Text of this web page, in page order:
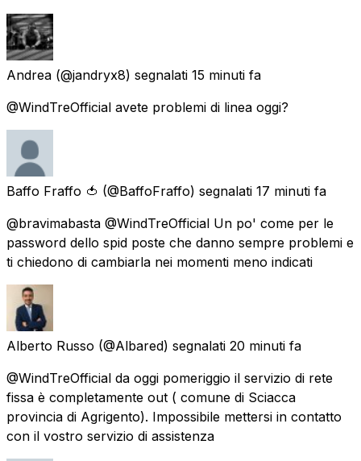
Andrea (@jandryx8) segnalati 15 minuti fa
@WindTreOfficial avete problemi di linea oggi?
Baffo Fraffo 🍅 (@BaffoFraffo) segnalati 17 minuti fa
@bravimabasta @WindTreOfficial Un po' come per le
password dello spid poste che danno sempre problemi e
ti chiedono di cambiarla nei momenti meno indicati
Alberto Russo (@Albared) segnalati 20 minuti fa
@WindTreOfficial da oggi pomeriggio il servizio di rete
fissa è completamente out ( comune di Sciacca
provincia di Agrigento). Impossibile mettersi in contatto
con il vostro servizio di assistenza